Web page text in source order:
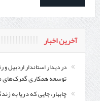
آخرین اخبار
در دیدار استاندار اردبیل
توسعه همکاری گمرک‌های
چابهار، جایی که دریا به